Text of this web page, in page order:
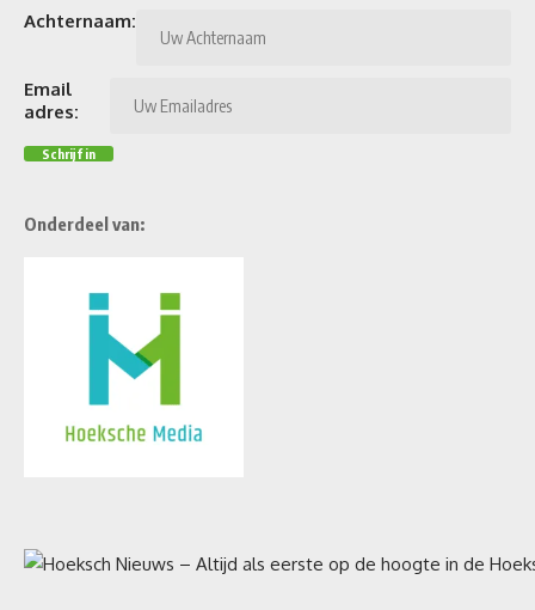
Achternaam:
Email
adres:
Onderdeel van: